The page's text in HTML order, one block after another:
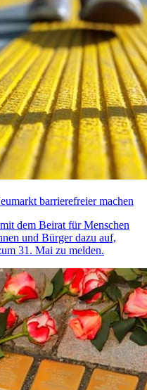
barrierefreier machen
dem Beirat für Menschen
und Bürger dazu auf,
31. Mai zu melden.